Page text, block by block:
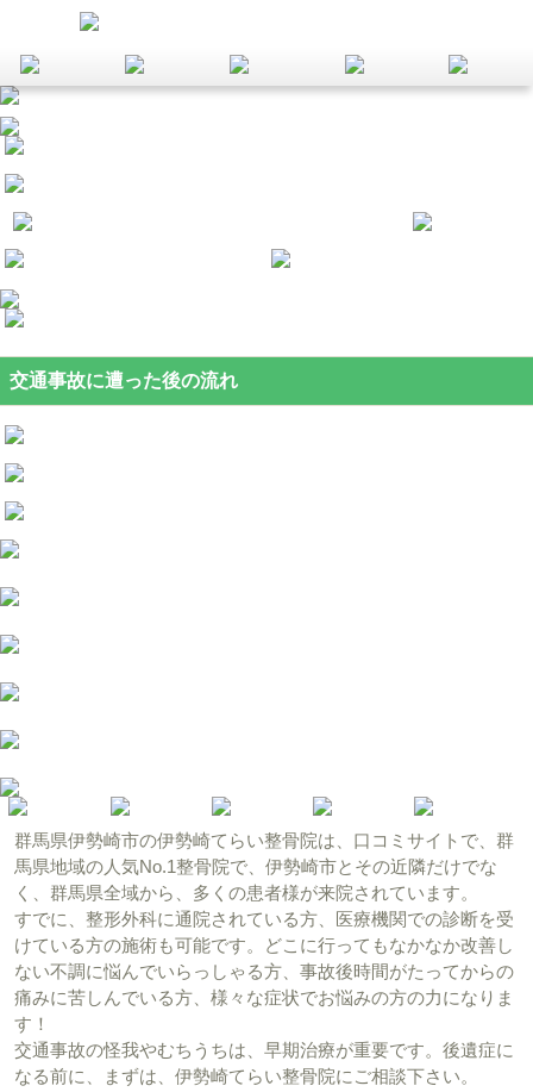
交通事故に遭った後の流れ
群馬県伊勢崎市の伊勢崎てらい整骨院は、口コミサイトで、群
馬県地域の人気No.1整骨院で、伊勢崎市とその近隣だけでな
く、群馬県全域から、多くの患者様が来院されています。
すでに、整形外科に通院されている方、医療機関での診断を受
けている方の施術も可能です。どこに行ってもなかなか改善し
ない不調に悩んでいらっしゃる方、事故後時間がたってからの
痛みに苦しんでいる方、様々な症状でお悩みの方の力になりま
す！
交通事故の怪我やむちうちは、早期治療が重要です。後遺症に
なる前に、まずは、伊勢崎てらい整骨院にご相談下さい。